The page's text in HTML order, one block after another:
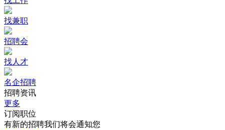
找兼职
招聘会
找人才
名企招聘
招聘资讯
更多
订阅职位
有新的招聘我们将会通知您